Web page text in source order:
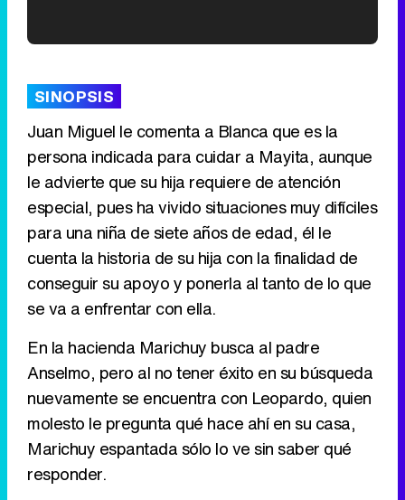
Tráiler de '33 días', la nueva serie de Atresplayer con Julián Villagrán y José Manuel Poga
Tráiler en catalán de 'Ravalear', la nueva serie de HBO Max sobre los fondos buitre
Tráiler de la tercera temporada de 'The Walking Dead: Dead City' de AMC+
SINOPSIS
Juan Miguel le comenta a Blanca que es la
persona indicada para cuidar a Mayita, aunque
le advierte que su hija requiere de atención
especial, pues ha vivido situaciones muy difíciles
para una niña de siete años de edad, él le
cuenta la historia de su hija con la finalidad de
conseguir su apoyo y ponerla al tanto de lo que
se va a enfrentar con ella.
En la hacienda Marichuy busca al padre
Anselmo, pero al no tener éxito en su búsqueda
nuevamente se encuentra con Leopardo, quien
molesto le pregunta qué hace ahí en su casa,
Marichuy espantada sólo lo ve sin saber qué
responder.